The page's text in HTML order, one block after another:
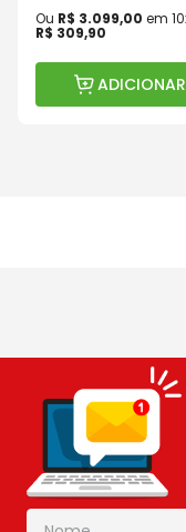
Ou R$ 3.099,00 em 10
R$ 309,90
ADICIONAR